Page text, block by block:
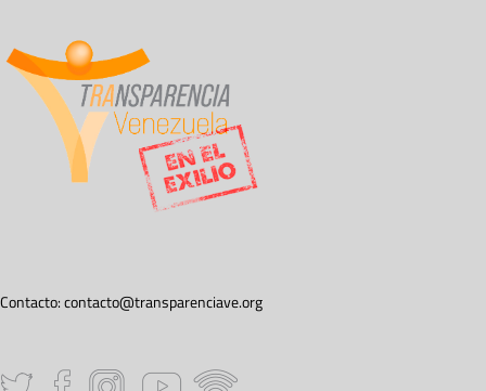
Contacto:contacto@transparenciave.org